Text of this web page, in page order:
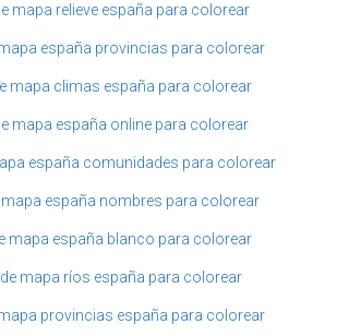
mapa relieve españa para colorear
españa provincias para colorear
mapa climas españa para colorear
mapa españa online para colorear
españa comunidades para colorear
mapa españa nombres para colorear
mapa españa blanco para colorear
mapa ríos españa para colorear
provincias españa para colorear